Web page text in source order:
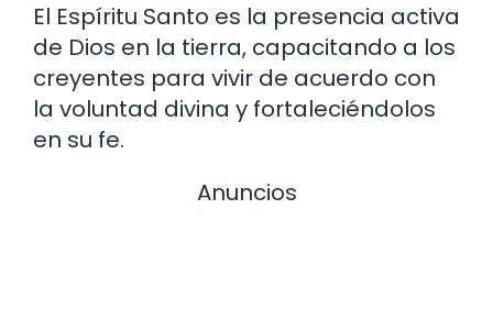
El Espíritu Santo es la presencia activa
de Dios en la tierra, capacitando a los
creyentes para vivir de acuerdo con
la voluntad divina y fortaleciéndolos
en su fe.
Anuncios